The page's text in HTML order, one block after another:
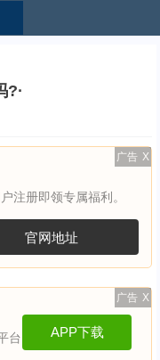
?·
广告 X
注册即领专属福利。
官网地址
广告 X
台 APP下载